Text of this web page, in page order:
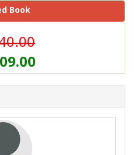
Book